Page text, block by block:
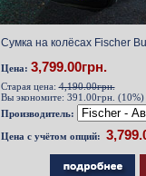
Сумка на колёсах Fischer
Цена: 3,799.00грн.
Старая цена:4,190.00грн.
Вы экономите: 391.00грн. (10%)
Производитель:
Цена с учётом опций: